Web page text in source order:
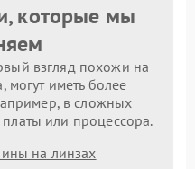
которые мы
взгляд похожи на
могут иметь более
в сложных
платы или процессора.
на линзах